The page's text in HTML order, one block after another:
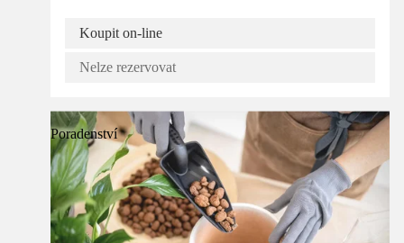
Koupit on-line
Nelze rezervovat
Poradenství